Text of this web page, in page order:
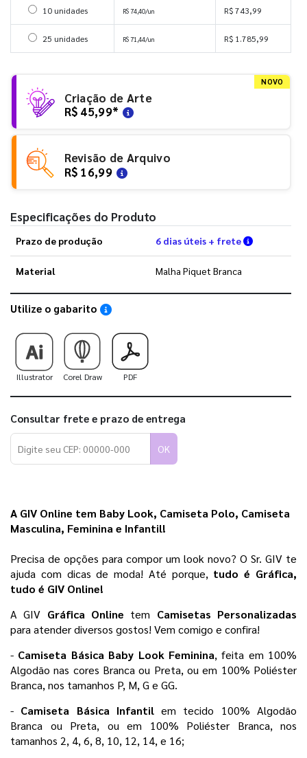
Selecionar 10 unidades
10 unidades R$ 74,40/un R$ 743,99
Selecionar 25 unidades
25 unidades R$ 71,44/un R$ 1.785,99
NOVO
Criação de Arte
R$ 45,99*
Revisão de Arquivo
R$ 16,99
Especificações do Produto
Prazo de produção 6 dias úteis + frete Verifique
Material Malha Piquet Branca
Utilize o gabarito Saiba como utilizar os nossos gabaritos
Illustrator Corel Draw PDF
Consultar frete e prazo de entrega
OK
A GIV Online tem Baby Look, Camiseta Polo, Camiseta
Masculina, Feminina e Infantil!
Precisa de opções para compor um look novo? O Sr. GIV te
ajuda com dicas de moda! Até porque, tudo é Gráfica,
tudo é GIV Online!
A GIV Gráfica Online tem Camisetas Personalizadas
para atender diversos gostos! Vem comigo e confira!
- Camiseta Básica Baby Look Feminina, feita em 100%
Algodão nas cores Branca ou Preta, ou em 100% Poliéster
Branca, nos tamanhos P, M, G e GG.
- Camiseta Básica Infantil em tecido 100% Algodão
Branca ou Preta, ou em 100% Poliéster Branca, nos
tamanhos 2, 4, 6, 8, 10, 12, 14, e 16;